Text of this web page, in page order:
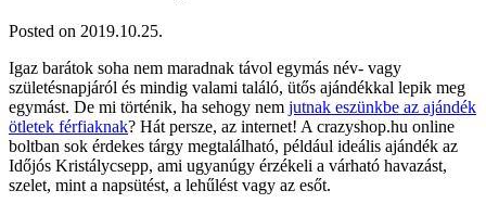
Posted on 2019.10.25.
Igaz barátok soha nem maradnak távol egymás név- vagy
születésnapjáról és mindig valami találó, ütős ajándékkal lepik meg
egymást. De mi történik, ha sehogy nem jutnak eszünkbe az ajándék
ötletek férfiaknak? Hát persze, az internet! A crazyshop.hu online
boltban sok érdekes tárgy megtalálható, például ideális ajándék az
Időjós Kristálycsepp, ami ugyanúgy érzékeli a várható havazást,
szelet, mint a napsütést, a lehűlést vagy az esőt.